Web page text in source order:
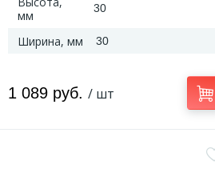
мм
30
Ширина, мм 30
1 089 руб. / шт